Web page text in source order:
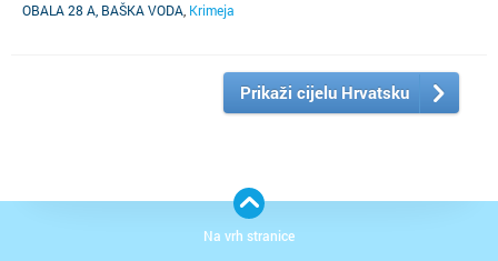
OBALA 28 A, BAŠKA VODA Krimeja
Prikaži cijelu Hrvatsku
Na vrh stranice